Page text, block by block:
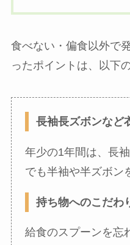
食べない・偏食以外で
ったポイントは、以下
長袖長ズボンなど
年少の1年間は、長
でも半袖や半ズボン
持ち物へのこだわ
給食のスプーンを忘